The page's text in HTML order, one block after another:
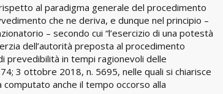
al paradigma generale del procedimento
che ne deriva, e dunque nel principio –
– secondo cui “l’esercizio di una potestà
dell’autorità preposta al procedimento
prevedibilità in tempi ragionevoli delle
3 ottobre 2018, n. 5695, nelle quali si chiarisce
anche il tempo occorso alla